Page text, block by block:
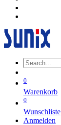
0
Warenkorb
0
Wunschliste
Anmelden